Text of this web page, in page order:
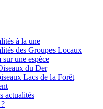
à la une
des Groupes Locaux
sur une espèce
du Der
Lacs de la Forêt
actualités